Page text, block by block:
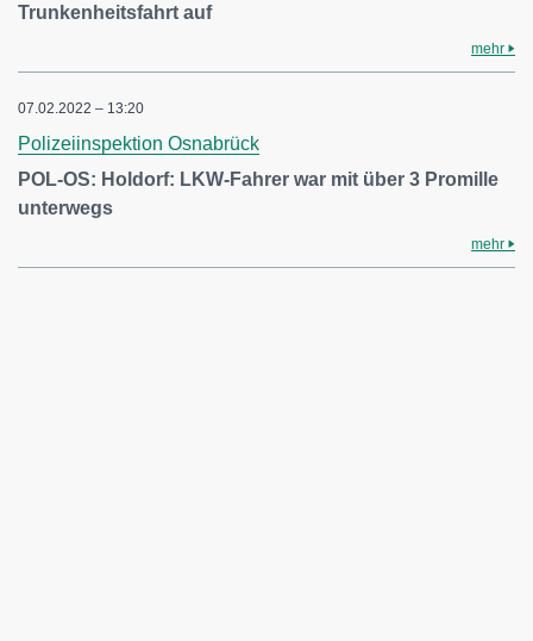
Trunkenheitsfahrt auf
mehr
07.02.2022 – 13:20
Polizeiinspektion Osnabrück
POL-OS: Holdorf: LKW-Fahrer war mit über 3 Promille
unterwegs
mehr